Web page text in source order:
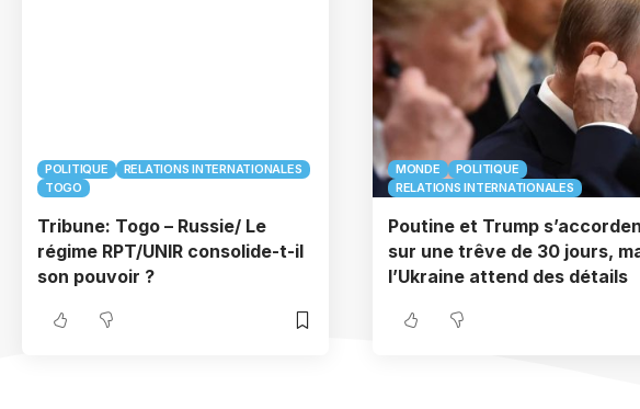
POLITIQUE
RELATIONS INTERNATIONALES
TOGO
Tribune: Togo – Russie/ Le
régime RPT/UNIR consolide-t-il
son pouvoir ?
MONDE
POLITIQUE
RELATIONS INTERNATIONALES
Poutine et Trump
sur une trêve de 30 jours,
l’Ukraine attend des détails